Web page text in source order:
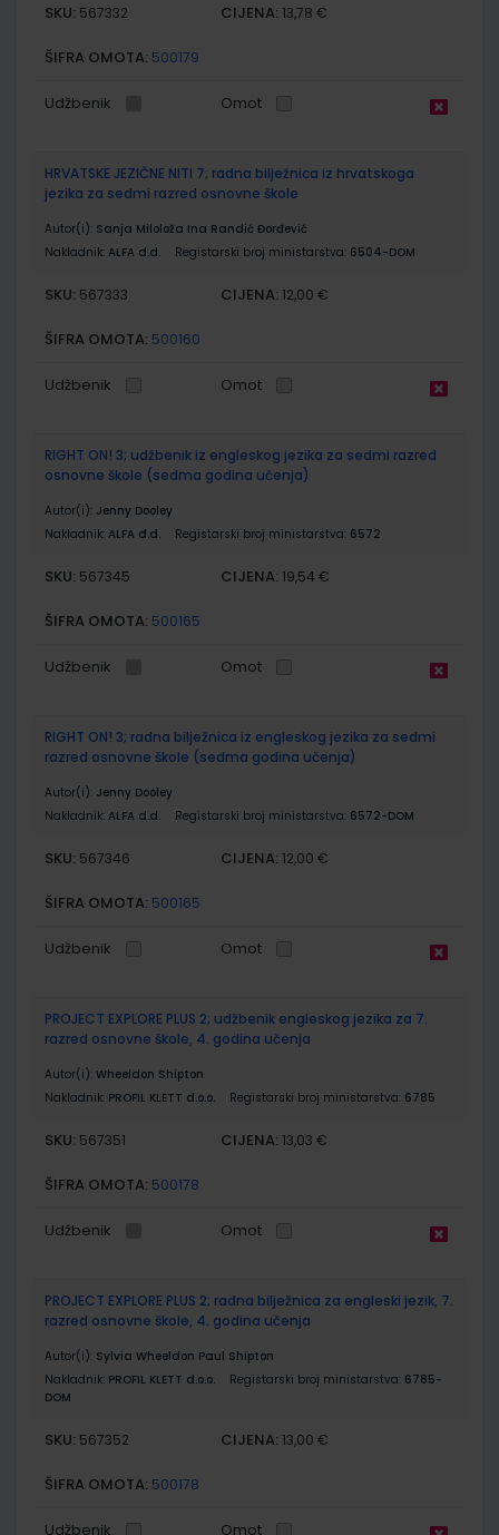
SKU: 567332 CIJENA: 13,78 €
ŠIFRA OMOTA: 500179
Udžbenik Omot
HRVATSKE JEZIČNE NITI 7; radna bilježnica iz hrvatskoga
jezika za sedmi razred osnovne škole
Autor(i): Sanja Miloloža Ina Randić Đorđević
Nakladnik: ALFA d.d. Registarski broj ministarstva: 6504-DOM
SKU: 567333 CIJENA: 12,00 €
ŠIFRA OMOTA: 500160
Udžbenik Omot
RIGHT ON! 3; udžbenik iz engleskog jezika za sedmi razred
osnovne škole (sedma godina učenja)
Autor(i): Jenny Dooley
Nakladnik: ALFA d.d. Registarski broj ministarstva: 6572
SKU: 567345 CIJENA: 19,54 €
ŠIFRA OMOTA: 500165
Udžbenik Omot
RIGHT ON! 3; radna bilježnica iz engleskog jezika za sedmi
razred osnovne škole (sedma godina učenja)
Autor(i): Jenny Dooley
Nakladnik: ALFA d.d. Registarski broj ministarstva: 6572-DOM
SKU: 567346 CIJENA: 12,00 €
ŠIFRA OMOTA: 500165
Udžbenik Omot
PROJECT EXPLORE PLUS 2; udžbenik engleskog jezika za 7.
razred osnovne škole, 4. godina učenja
Autor(i): Wheeldon Shipton
Nakladnik: PROFIL KLETT d.o.o. Registarski broj ministarstva: 6785
SKU: 567351 CIJENA: 13,03 €
ŠIFRA OMOTA: 500178
Udžbenik Omot
PROJECT EXPLORE PLUS 2; radna bilježnica za engleski jezik, 7.
razred osnovne škole, 4. godina učenja
Autor(i): Sylvia Wheeldon Paul Shipton
Nakladnik: PROFIL KLETT d.o.o. Registarski broj ministarstva: 6785-
DOM
SKU: 567352 CIJENA: 13,00 €
ŠIFRA OMOTA: 500178
Udžbenik Omot